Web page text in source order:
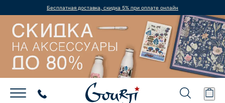
Бесплатная доставка, скидка 5% при оплате онлайн